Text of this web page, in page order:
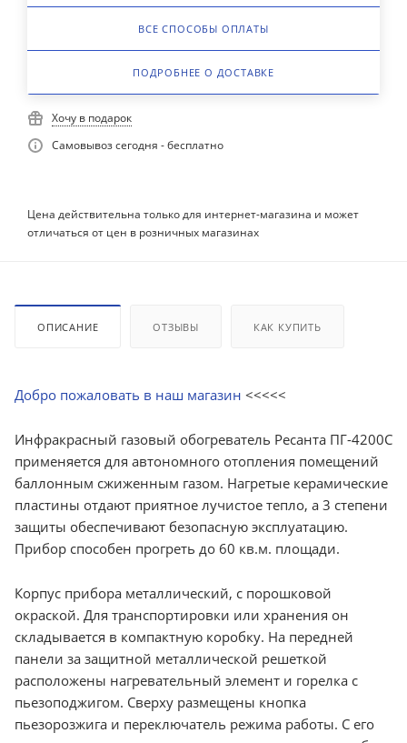
ВСЕ СПОСОБЫ ОПЛАТЫ
ПОДРОБНЕЕ О ДОСТАВКЕ
Хочу в подарок
Самовывоз сегодня - бесплатно
Цена действительна только для интернет-магазина и может
отличаться от цен в розничных магазинах
ОПИСАНИЕ ОТЗЫВЫ КАК КУПИТЬ
Добро пожаловать в наш магазин <<<<<
Инфракрасный газовый обогреватель Ресанта ПГ-4200С
применяется для автономного отопления помещений
баллонным сжиженным газом. Нагретые керамические
пластины отдают приятное лучистое тепло, а 3 степени
защиты обеспечивают безопасную эксплуатацию.
Прибор способен прогреть до 60 кв.м. площади.
Корпус прибора металлический, с порошковой
окраской. Для транспортировки или хранения он
складывается в компактную коробку. На передней
панели за защитной металлической решеткой
расположены нагревательный элемент и горелка с
пьезоподжигом. Сверху размещены кнопка
пьезорозжига и переключатель режима работы. С его